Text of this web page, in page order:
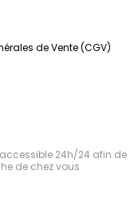
de Vente (CGV)
24h/24 afin de
de chez vous